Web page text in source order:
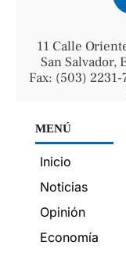
11 Calle
San Salvador,
Fax: (503)
MENÚ
Inicio
Noticias
Opinión
Economía